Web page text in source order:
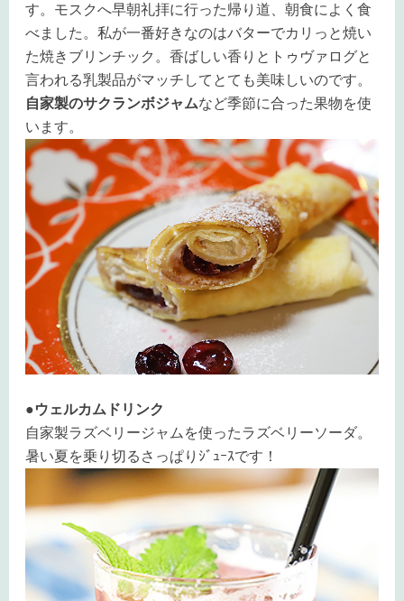
す。モスクへ早朝礼拝に行った帰り道、朝食によく食
べました。私が一番好きなのはバターでカリっと焼い
た焼きブリンチック。香ばしい香りとトゥヴァログと
言われる乳製品がマッチしてとても美味しいのです。
自家製のサクランボジャムなど季節に合った果物を使
います。
●ウェルカムドリンク
自家製ラズベリージャムを使ったラズベリーソーダ。
暑い夏を乗り切るさっぱりｼﾞｭｰｽです！